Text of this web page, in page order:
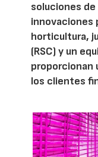
soluciones de
innovaciones
horticultura,
(RSC) y un
proporcionan
los clientes